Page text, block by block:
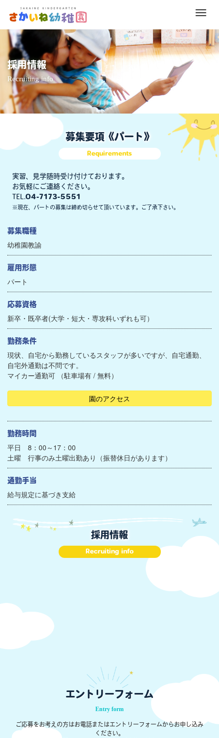
M
u
採用情報
Recruiting info
募集要項《パート》
Requirements
実習、見学随時受け付けております。
お気軽にご連絡ください。
TEL.04-7173-5551
※現在、パートの募集は締め切らせて頂いています。ご了承下さい。
募集職種
幼稚園教諭
雇用形態
パート
応募資格
新卒・既卒者(大学・短大・専攻科いずれも可）
勤務条件
現状、自宅から勤務しているスタッフが多いですが、自宅通勤、
自宅外通勤は不問です。
マイカー通勤可 （駐車場有 / 無料）
園のアクセス
勤務時間
平日 8：00～17：00
土曜 行事のみ土曜出勤あり（振替休日があります）
通勤手当
給与規定に基づき支給
採用情報
Recruiting info
エントリーフォーム
Entry form
ご応募をお考えの方はお電話またはエントリーフォームからお申し込み
ください。